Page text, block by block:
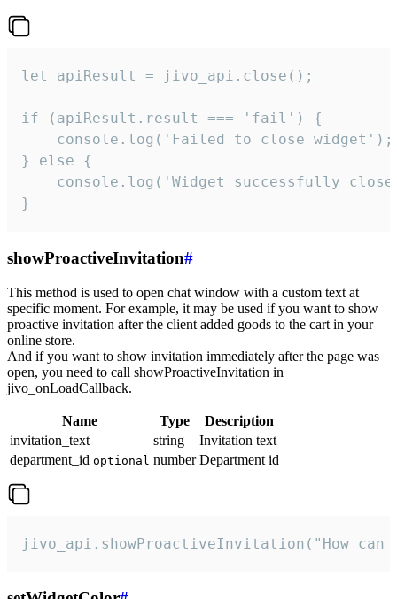
let apiResult = jivo_api.close();
if (apiResult.result === 'fail') {
    console.log('Failed to close widget');
} else {
console.log('Widget successfully
}
showProactiveInvitation#
This method is used to open chat window with a custom text at
specific moment. For example, it may be used if you want to show
proactive invitation after the client added goods to the cart in your
online store.
And if you want to show invitation immediately after the page was
open, you need to call showProactiveInvitation in
jivo_onLoadCallback.
Name Type
Description
invitation_text
string
Invitation text
department_id optional number Department id
jivo_api.showProactiveInvitation("How